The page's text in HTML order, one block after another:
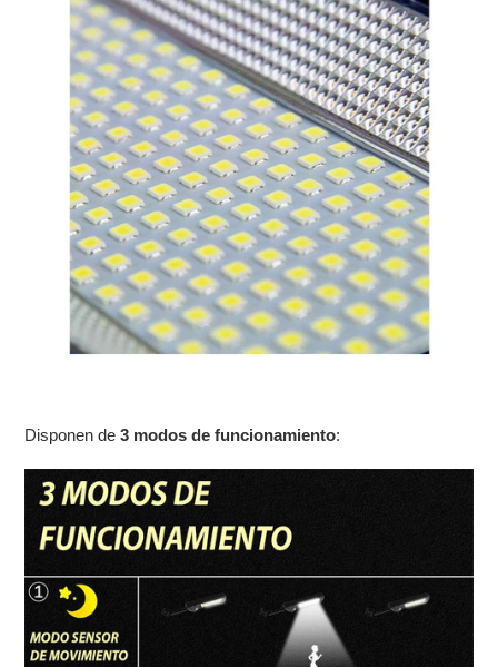
Disponen de 3 modos de funcionamiento: